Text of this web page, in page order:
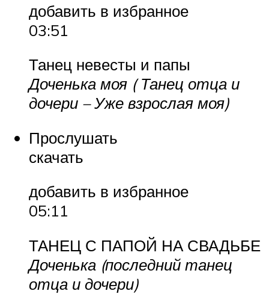
добавить в избранное
03:51
Танец невесты и папы
Доченька моя ( Танец отца и
дочери – Уже взрослая моя)
Прослушать
скачать
добавить в избранное
05:11
ТАНЕЦ С ПАПОЙ НА СВАДЬБЕ
Доченька (последний танец
отца и дочери)